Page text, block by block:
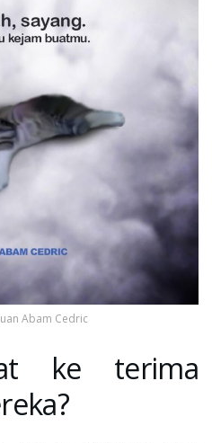
Abam Cedric
ke terima